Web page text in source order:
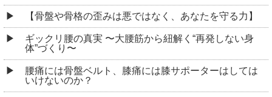
【骨盤や骨格の歪みは悪ではなく、あなたを守る力】
ギックリ腰の真実 〜大腰筋から紐解く“再発しない身
体”づくり〜
腰痛には骨盤ベルト、膝痛には膝サポーターはしては
いけないのか？